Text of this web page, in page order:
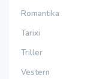
Romantika
Tarixi
Triller
Vestern